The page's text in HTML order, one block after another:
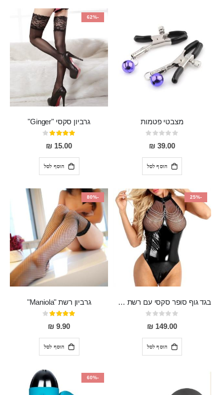
מצבטי פטמות
Rating:
0%
39.00 ₪
הוסף לסל
-62%
גרביון סקסי "Ginger"
דירוג:
80%
15.00 ₪
הוסף לסל
-25%
בגד גוף סופר סקסי עם רשת שקופה בחזה ושרשרות מלמעלה וריצרץ מלמטה Pan במפשעה
Rating:
0%
149.00 ₪
הוסף לסל
-80%
גרביון רשת "Maniola"
דירוג:
80%
9.90 ₪
הוסף לסל
-60%